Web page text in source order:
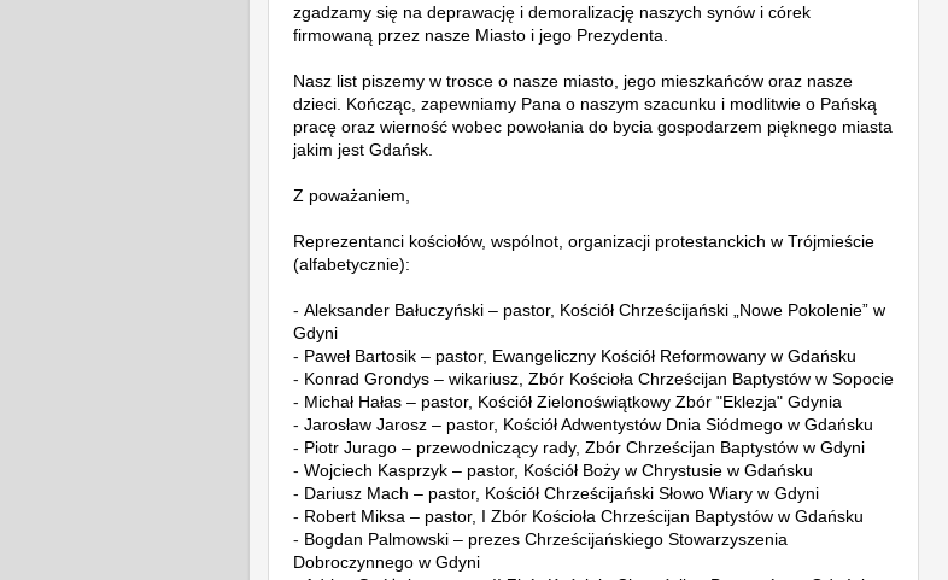
zgadzamy się na deprawację i demoralizację naszych synów i córek
firmowaną przez nasze Miasto i jego Prezydenta.
Nasz list piszemy w trosce o nasze miasto, jego mieszkańców oraz nasze
dzieci. Kończąc, zapewniamy Pana o naszym szacunku i modlitwie o Pańską
pracę oraz wierność wobec powołania do bycia gospodarzem pięknego miasta
jakim jest Gdańsk.
Z poważaniem,
Reprezentanci kościołów, wspólnot, organizacji protestanckich w Trójmieście
(alfabetycznie):
- Aleksander Bałuczyński – pastor, Kościół Chrześcijański „Nowe Pokolenie” w
Gdyni
- Paweł Bartosik – pastor, Ewangeliczny Kościół Reformowany w Gdańsku
- Konrad Grondys – wikariusz, Zbór Kościoła Chrześcijan Baptystów w Sopocie
- Michał Hałas – pastor, Kościół Zielonoświątkowy Zbór "Eklezja" Gdynia
- Jarosław Jarosz – pastor, Kościół Adwentystów Dnia Siódmego w Gdańsku
- Piotr Jurago – przewodniczący rady, Zbór Chrześcijan Baptystów w Gdyni
- Wojciech Kasprzyk – pastor, Kościół Boży w Chrystusie w Gdańsku
- Dariusz Mach – pastor, Kościół Chrześcijański Słowo Wiary w Gdyni
- Robert Miksa – pastor, I Zbór Kościoła Chrześcijan Baptystów w Gdańsku
- Bogdan Palmowski – prezes Chrześcijańskiego Stowarzyszenia
Dobroczynnego w Gdyni